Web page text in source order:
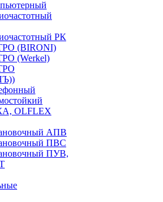
РК
(BIRONI)
(Werkel)
OLFLEX
АПВ
ПВС
ПУВ,